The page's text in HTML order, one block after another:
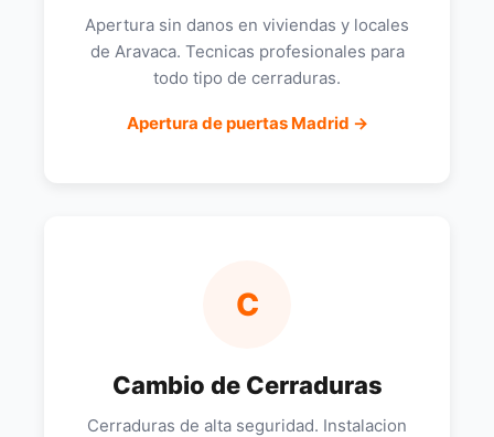
Apertura sin danos en viviendas y locales
de Aravaca. Tecnicas profesionales para
todo tipo de cerraduras.
Apertura de puertas Madrid →
C
Cambio de Cerraduras
Cerraduras de alta seguridad. Instalacion